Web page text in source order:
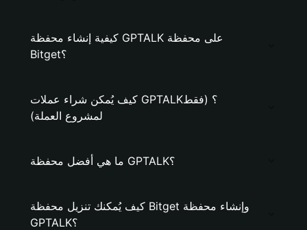
كيفية إنشاء محفظة GPTALK على محفظة
Bitget؟
كيف يُمكن شراء عملات GPTALK؟ (فقط
لمشروع العملة)
ما هي أفضل محفظة GPTALK؟
كيف يُمكنك تنزيل محفظة Bitget وإنشاء محفظة
GPTALK؟